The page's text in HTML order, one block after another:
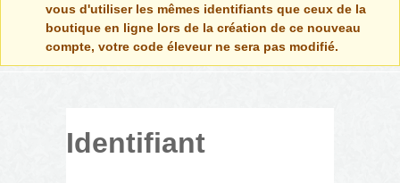
vous d'utiliser les mêmes identifiants que ceux de la
boutique en ligne lors de la création de ce nouveau
compte, votre code éleveur ne sera pas modifié.
Identifiant